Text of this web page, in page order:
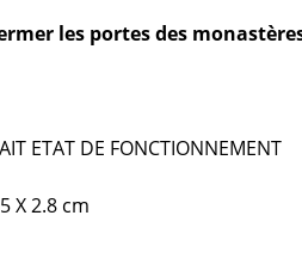
les portes des
ETAT DE FONCTIONNEMENT
X 2.8 cm